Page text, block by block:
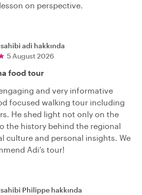
on perspective.
adi hakkında
5 August 2026
food tour
and very informative
focused walking tour including
He shed light not only on the
the history behind the regional
culture and personal insights. We
Adi’s tour!
Philippe hakkında